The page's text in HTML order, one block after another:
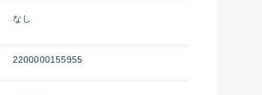
なし
2200000155955